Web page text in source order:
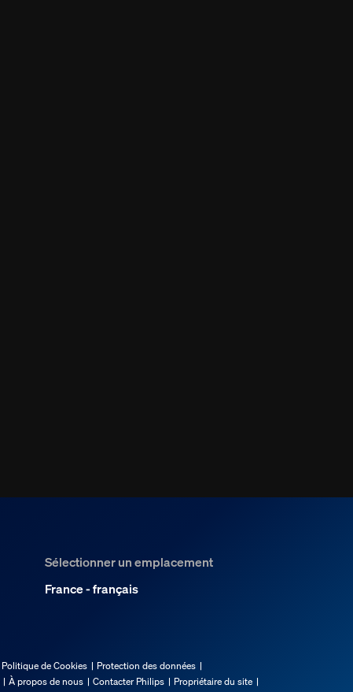
Sélectionner un emplacement
France - français
Politique de Cookies
Protection des données
À propos de nous Contacter Philips
Propriétaire du site